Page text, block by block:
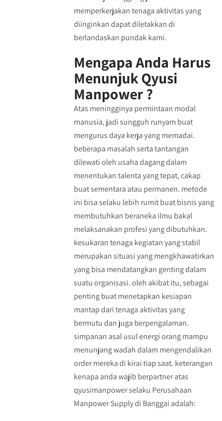
memperkerjakan tenaga aktivitas yang
diinginkan dapat diletakkan di
berlandaskan pundak kami.
Mengapa Anda Harus
Menunjuk Qyusi
Manpower ?
Atas meningginya permintaan modal
manusia, jadi sungguh runyam buat
mengurus daya kerja yang memadai.
beberapa masalah serta tantangan
dilewati oleh usaha dagang dalam
menentukan talenta yang tepat, cakap
buat sementara atau permanen. metode
ini bisa selaku lebih rumit buat bisnis yang
membutuhkan beraneka ilmu bakal
melaksanakan profesi yang dibutuhkan.
kesukaran tenaga kegiatan yang stabil
merupakan situasi yang mengkhawatirkan
yang bisa mendatangkan genting dalam
suatu organisasi. oleh akibat itu, sebagai
penting buat menetapkan kesiapan
mantap dari tenaga aktivitas yang
bermutu dan juga berpengalaman.
simpanan asal usul energi orang mampu
menunjang wadah dalam mengendalikan
order mereka di kirai tiap saat. keterangan
kenapa anda wajib berpartner atas
qyusimanpower selaku Perusahaan
Manpower Supply di Banggai adalah: